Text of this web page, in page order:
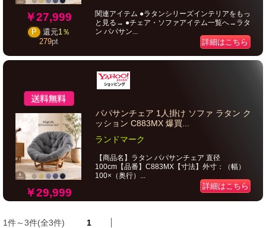
￥27,999
P 還元1％
279pt
関連アイテム ●ラタンシリーズインテリアをもっ
と見る→ ●チェア・ソファアイテム一覧へ→ラタ
ン パパサン...
詳細はこちら
￥29,999
パパサンチェア 1人掛け ソファ ラタン ク
ッション C883MX 爆買...
ランドマーク
【商品名】ラタン パパサンチェア 直径
100cm【品番】C883MX【寸法】外寸：（幅）
100×（奥行）...
詳細はこちら
1件～3件(全3件) 1